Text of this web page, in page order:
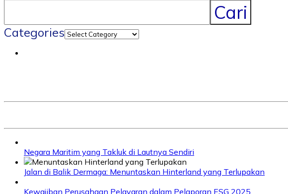
Cari
Categories
Negara Maritim yang Takluk di Lautnya Sendiri
Jalan di Balik Dermaga: Menuntaskan Hinterland yang Terlupakan
Kewajiban Perusahaan Pelayaran dalam Pelaporan ESG 2025